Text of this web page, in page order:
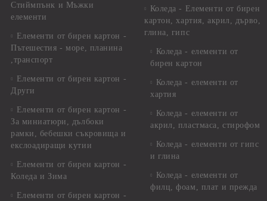
Стиймпънк и Мъжки
елементи
Елементи от бирен картон -
Пътешестия - море, планина
,транспорт
Елементи от бирен картон -
Други
Елементи от бирен картон -
За миниатюри, дълбоки
рамки, бебешки съкровища и
екслоадиращи кутии
Елементи от бирен картон -
Коледа и Зима
Елементи от бирен картон -
Коледа - Eлементи от бирен
картон, хартия, акрил, дърво,
глина, гипс
Коледа - елементи от
бирен картон
Коледа - елементи от
хартия
Коледа - елементи от
акрил, пластмаса, стирофом
Коледа - елементи от гипс
и глина
Коледа - елементи от
филц, фоам, плат и прежда